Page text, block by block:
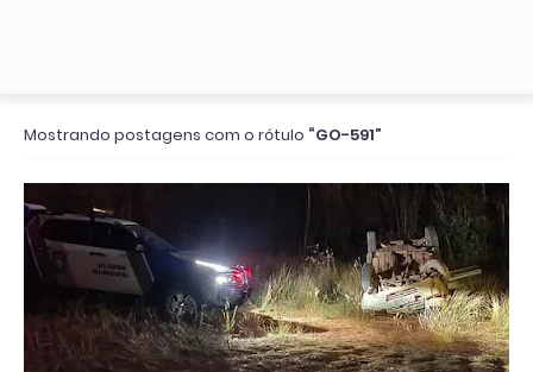
Mostrando postagens com o rótulo GO-591